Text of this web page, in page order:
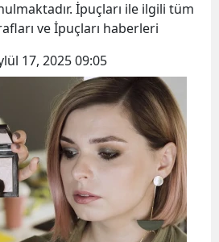
İpuçları ile ilgili tüm
ve İpuçları haberleri
17, 2025 09:05